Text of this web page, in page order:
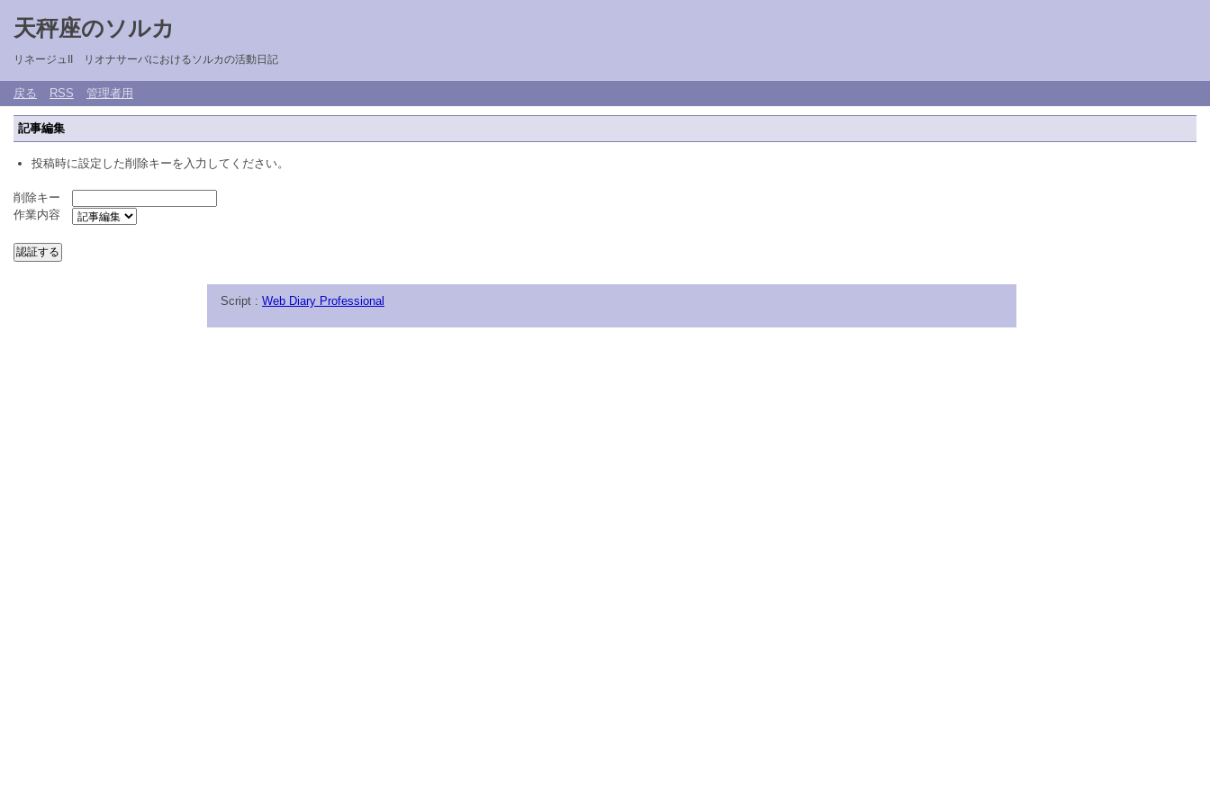
天秤座のソルカ
リネージュII リオナサーバにおけるソルカの活動日記
戻る RSS 管理者用
記事編集
投稿時に設定した削除キーを入力してください。
削除キー
作業内容
Script : Web Diary Professional